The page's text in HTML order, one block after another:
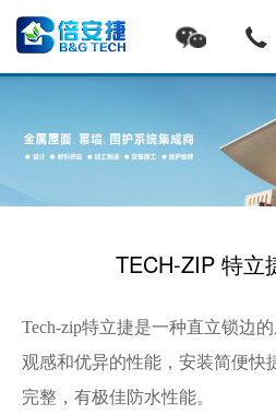
TECH-ZIP 特立
Tech-zip特立捷是一种直立锁边
观感和优异的性能，安装简便快
完整，有极佳防水性能。